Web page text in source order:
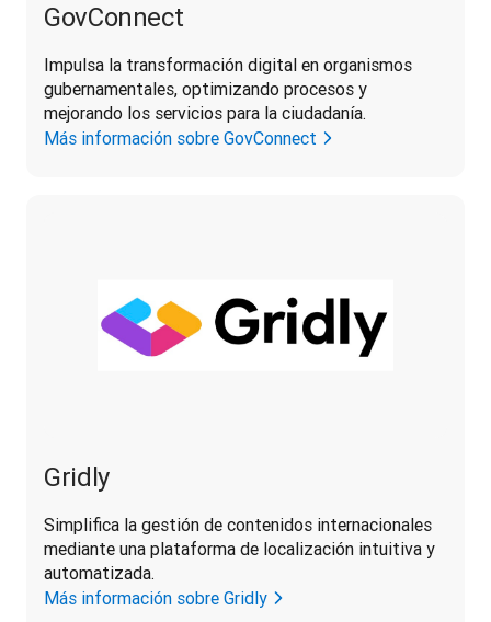
GovConnect
Impulsa la transformación digital en organismos
gubernamentales, optimizando procesos y
mejorando los servicios para la ciudadanía.
Más información sobre GovConnect
Gridly
Simplifica la gestión de contenidos internacionales
mediante una plataforma de localización intuitiva y
automatizada.
Más información sobre Gridly